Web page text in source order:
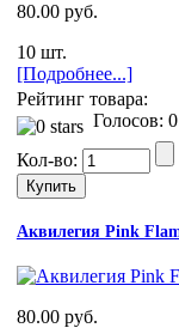
80.00 руб.
10 шт.
[Подробнее...]
Рейтинг товара:
Голосов: 0
Кол-во:
Аквилегия Pink
80.00 руб.